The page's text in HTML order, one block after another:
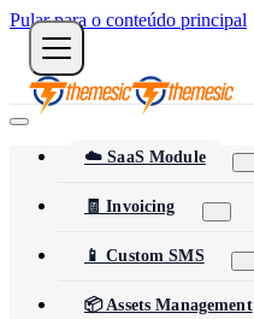
Pular para o conteúdo principal
☁️ SaaS Module
🧾 Invoicing
📱 Custom SMS
📦 Assets Management